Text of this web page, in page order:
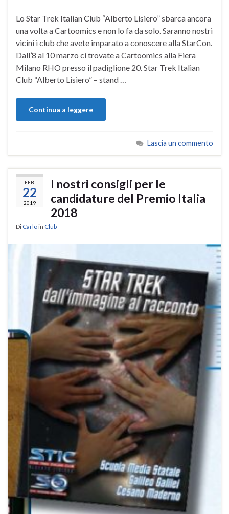
Lo Star Trek Italian Club “Alberto Lisiero” sbarca ancora
una volta a Cartoomics e non lo fa da solo. Saranno nostri
vicini i club che avete imparato a conoscere alla StarCon.
Dall’8 al 10 marzo ci trovate a Cartoomics alla Fiera
Milano RHO presso il padiglione 20. Star Trek Italian
Club “Alberto Lisiero” – stand …
Continua a leggere
Lascia un commento
FEB
22
2019
I nostri consigli per le
candidature del Premio Italia
2018
Di Carloin Club